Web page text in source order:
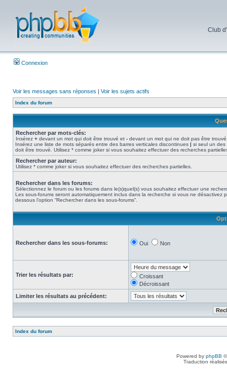
Club
Connexion
Voir les messages sans réponses | Voir les sujets actifs
Index du forum
Rechercher par mots-clés:
Insérez + devant un mot qui doit être trouvé et - devant un mot qui ne doit pas être
Insérez une liste de mots séparés entre des barres verticales discontinues | si seul un des
doit être trouvé. Utilisez * comme joker si vous souhaitez effectuer des recherches
Rechercher par auteur:
Utilisez * comme joker si vous souhaitez effectuer des recherches partielles.
Rechercher dans les forums:
Sélectionnez le forum ou les forums dans le(s)quel(s) vous souhaitez effectuer une
Les sous-forums seront automatiquement inclus dans la recherche si vous ne désactivez
dessous l’option “Rechercher dans les sous-forums”.
Rechercher dans les sous-forums: Oui Non
Trier les résultats par:
Croissant
Décroissant
Limiter les résultats au précédent:
Index du forum
Powered by phpBB
Traduction